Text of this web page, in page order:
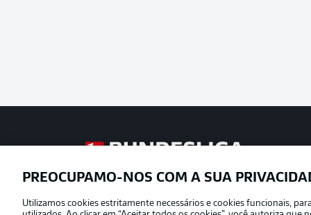
Football as it’s meant to be
Oferecido por
PREOCUPAMO-NOS COM A SUA
Utilizamos cookies estritamente necessários e cookies funcionais,